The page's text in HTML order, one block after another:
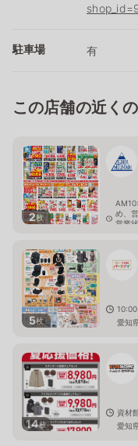
駐車場 有
この店舗の近く
2枚
め、
営業
5枚
愛知
14枚
資材
愛知